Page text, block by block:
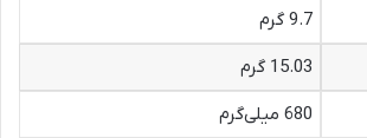
9.7 گرم
15.03 گرم
680 میلی‌گرم